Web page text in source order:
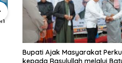
Sebelumnya Berlantaikan
Tanah Beralaskan Tikar,
Bupati Ajak Masyarakat
kepada Rasulullah melalui